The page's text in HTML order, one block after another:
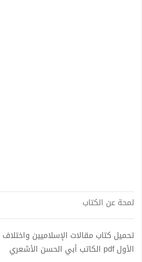
لمحة عن الكتاب
تحميل كتاب مقالات الإسلاميين واختلاف
الأول pdf الكاتب أبي الحسن الأشعري